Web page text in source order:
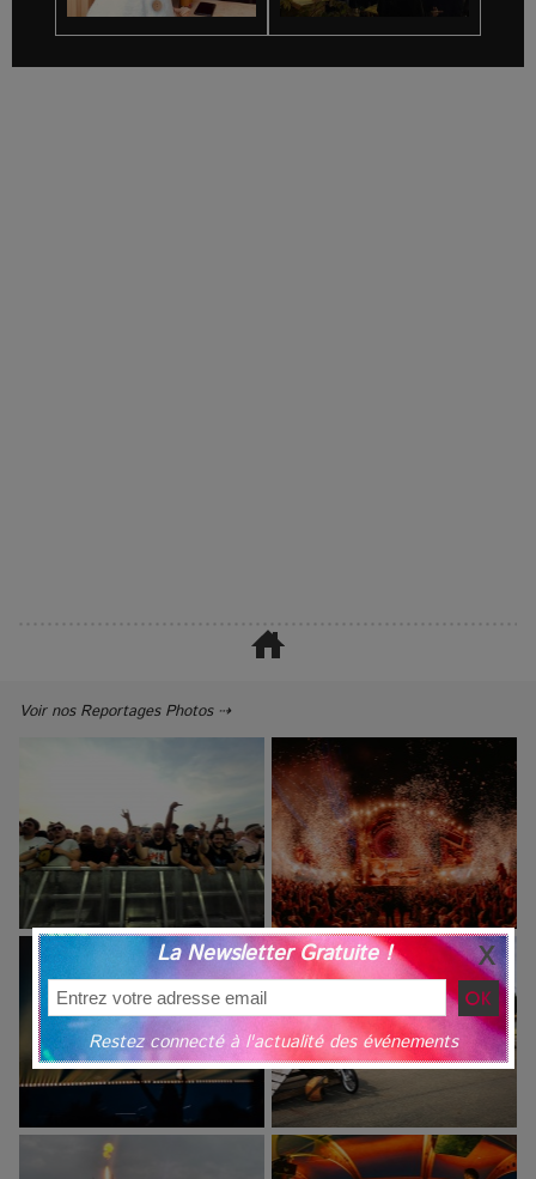
Voir nos Reportages Photos ⇢
La Newsletter Gratuite !
Restez connecté à l'actualité des événements